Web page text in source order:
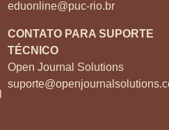
eduonline@puc-rio.br
CONTATO PARA SUPORTE
TÉCNICO
Open Journal Solutions